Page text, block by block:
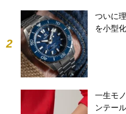
2
ついに
を小型
一生モ
ンテー